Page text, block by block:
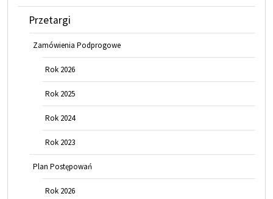
Przetargi
Zamówienia Podprogowe
Rok 2026
Rok 2025
Rok 2024
Rok 2023
Plan Postępowań
Rok 2026